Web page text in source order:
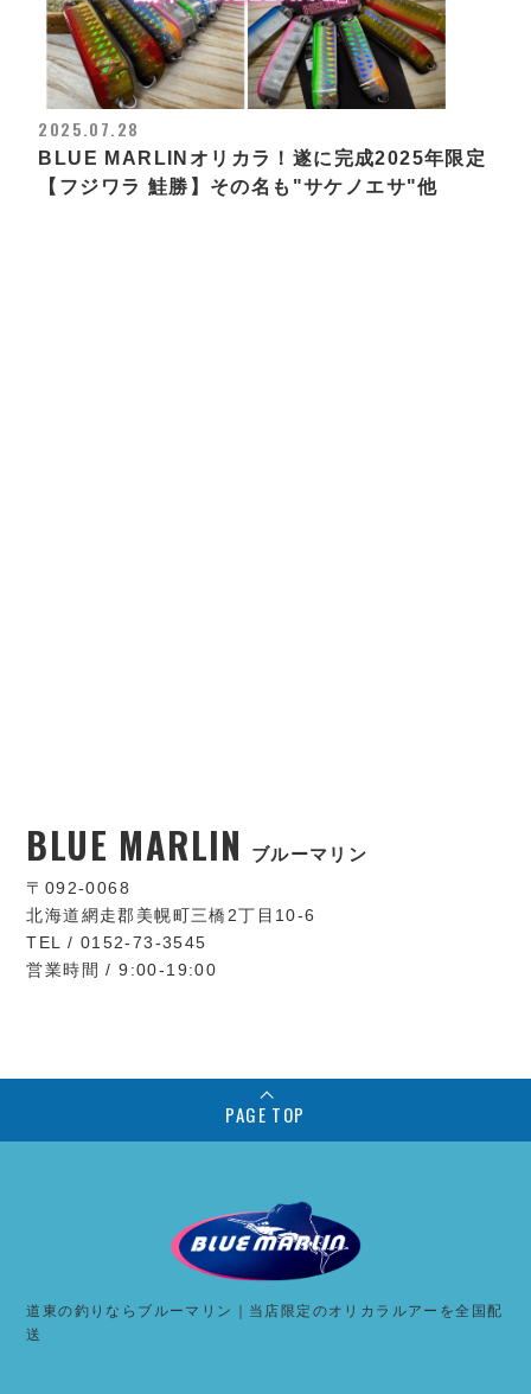
2025.07.28
BLUE MARLINオリカラ！遂に完成2025年限定
【フジワラ 鮭勝】その名も"サケノエサ"他
BLUE MARLIN ブルーマリン
〒092-0068
北海道網走郡美幌町三橋2丁目10-6
TEL / 0152-73-3545
営業時間 / 9:00-19:00
PAGE TOP
道東の釣りならブルーマリン｜当店限定のオリカラルアーを全国配
送